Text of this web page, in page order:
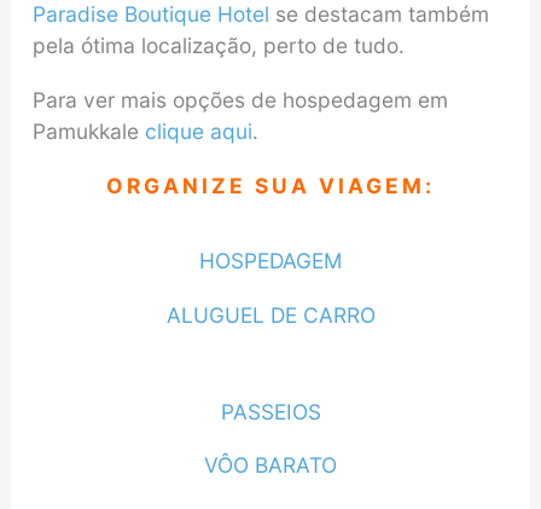
Paradise Boutique Hotel se destacam também
pela ótima localização, perto de tudo.
Para ver mais opções de hospedagem em
Pamukkale clique aqui.
ORGANIZE SUA VIAGEM:
HOSPEDAGEM
ALUGUEL DE CARRO
PASSEIOS
VÔO BARATO